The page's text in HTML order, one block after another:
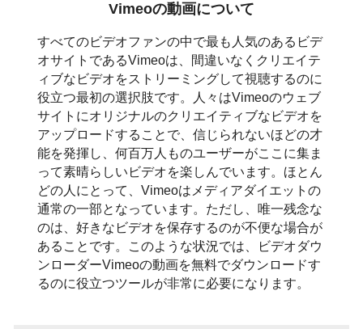
বাংলা
தமிழ்
ਪੰਜਾਬੀ
اُردُو
తెలుగు
हिंदी
Malaysia
Việt Nam
Vimeoの動画について
すべてのビデオファンの中で最も人気のあるビデ
オサイトであるVimeoは、間違いなくクリエイテ
ィブなビデオをストリーミングして視聴するのに
役立つ最初の選択肢です。人々はVimeoのウェブ
サイトにオリジナルのクリエイティブなビデオを
アップロードすることで、信じられないほどの才
能を発揮し、何百万人ものユーザーがここに集ま
って素晴らしいビデオを楽しんでいます。ほとん
どの人にとって、Vimeoはメディアダイエットの
通常の一部となっています。ただし、唯一残念な
のは、好きなビデオを保存するのが不便な場合が
あることです。このような状況では、ビデオダウ
ンローダーVimeoの動画を無料でダウンロードす
るのに役立つツールが非常に必要になります。